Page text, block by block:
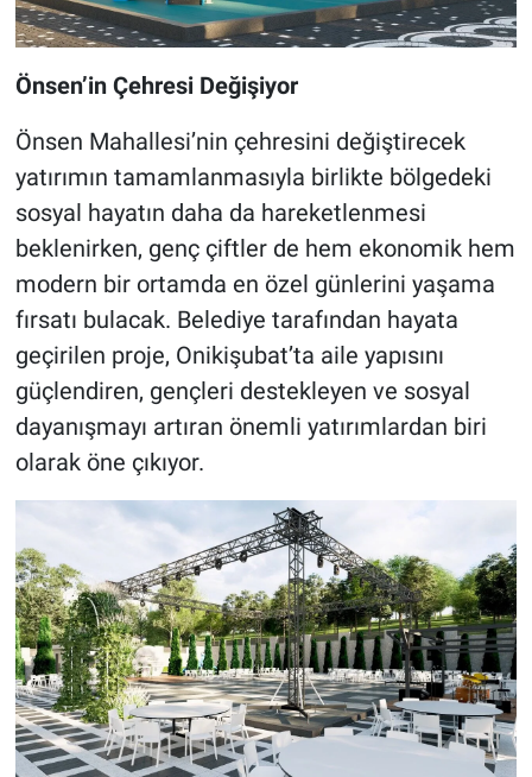
Önsen’in Çehresi Değişiyor
Önsen Mahallesi’nin çehresini değiştirecek
yatırımın tamamlanmasıyla birlikte bölgedeki
sosyal hayatın daha da hareketlenmesi
beklenirken, genç çiftler de hem ekonomik hem
modern bir ortamda en özel günlerini yaşama
fırsatı bulacak. Belediye tarafından hayata
geçirilen proje, Onikişubat’ta aile yapısını
güçlendiren, gençleri destekleyen ve sosyal
dayanışmayı artıran önemli yatırımlardan biri
olarak öne çıkıyor.